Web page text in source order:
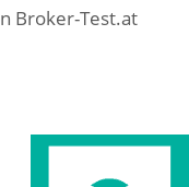
Broker-Test.at